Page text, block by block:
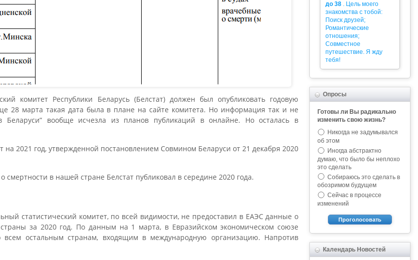
комитет Республики Беларусь (Белстат) должен был опубликовать годовую
28 марта такая дата была в плане на сайте комитета. Но информация так и не
Беларуси” вообще исчезла из планов публикаций в онлайне. Но осталась в
на 2021 год, утвержденной постановлением Совмином Беларуси от 21 декабря 2020
в нашей стране Белстат публиковал в середине 2020 года.
статистический комитет, по всей видимости, не предоставил в ЕАЭС данные о
за 2020 год. По данным на 1 марта, в Евразийском экономическом союзе
остальным странам, входящим в международную организацию. Напротив
до 38 . Цель моего
знакомства с тобой:
Поиск друзей;
Романтические
отношения;
Совместное
путешествие. Я жду
тебя!
Опросы
Готовы ли Вы радикально
изменить свою жизнь?
Никогда не задумывался
об этом
Иногда абстрактно
думаю, что было бы неплохо
это сделать
Собираюсь это сделать в
обозримом будущем
Сейчас в процессе
изменений
Проголосовать
Календарь Новостей